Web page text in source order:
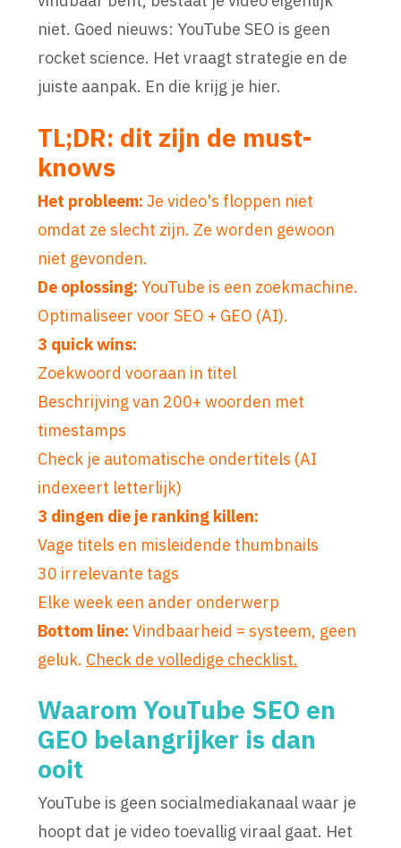
niet. Goed nieuws: YouTube SEO is geen
rocket science. Het vraagt strategie en de
juiste aanpak. En die krijg je hier.
TL;DR: dit zijn de must-
knows
Het probleem: Je video's floppen niet
omdat ze slecht zijn. Ze worden gewoon
niet gevonden.
De oplossing: YouTube is een zoekmachine.
Optimaliseer voor SEO + GEO (AI).
3 quick wins:
Zoekwoord vooraan in titel
Beschrijving van 200+ woorden met
timestamps
Check je automatische ondertitels (AI
indexeert letterlijk)
3 dingen die je ranking killen:
Vage titels en misleidende thumbnails
30 irrelevante tags
Elke week een ander onderwerp
Bottom line: Vindbaarheid = systeem, geen
geluk. Check de volledige checklist.
Waarom YouTube SEO en
GEO belangrijker is dan
ooit
YouTube is geen socialmediakanaal waar je
hoopt dat je video toevallig viraal gaat. Het